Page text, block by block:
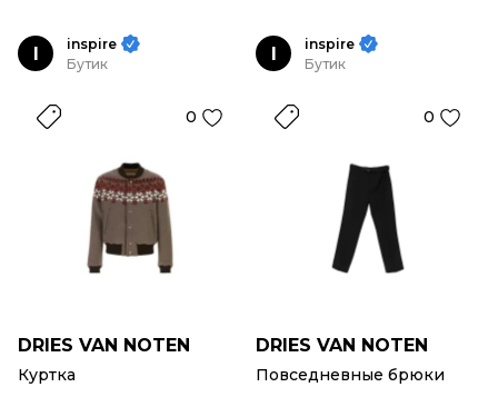
I
inspire
Бутик
0
DRIES VAN NOTEN
Куртка
I
inspire
Бутик
0
DRIES VAN NOTEN
Повседневные брюки